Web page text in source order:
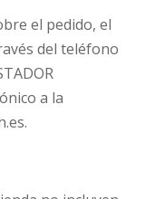
el pedido, el
del teléfono
a la